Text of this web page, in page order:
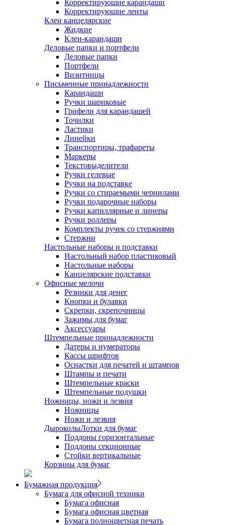
Корректирующие карандаши
Корректирующие ленты
Клеи канцелярские
Жидкие
Клеи-карандаши
Деловые папки и портфели
Деловые папки
Портфели
Визитницы
Письменные принадлежности
Карандаши
Ручки шариковые
Грифели для карандашей
Точилки
Ластики
Линейки
Транспортиры, трафареты
Маркеры
Текстовыделители
Ручки гелевые
Ручки на подставке
Ручки со стираемыми чернилами
Ручки подарочные наборы
Ручки капиллярные и линеры
Ручки роллеры
Комплекты ручек со стержнями
Стержни
Настольные наборы и подставки
Настольный набор пластиковый
Настольные наборы
Канцелярские подставки
Офисные мелочи
Резинки для денег
Кнопки и булавки
Скрепки, скрепочницы
Зажимы для бумаг
Аксессуары
Штемпельные принадлежности
Датеры и нумераторы
Кассы шрифтов
Оснастки для печатей и штампов
Штампы и печати
Штемпельные краски
Штемпельные подушки
Ножницы, ножи и лезвия
Ножницы
Ножи и лезвия
ДыроколыЛотки для бумаг
Поддоны горизонтальные
Поддоны секционные
Стойки вертикальные
Корзины для бумаг
Бумажная продукция
Бумага для офисной техники
Бумага офисная
Бумага офисная цветная
Бумага полноцветная печать